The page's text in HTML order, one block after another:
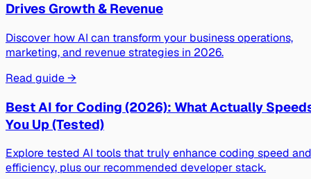
Drives Growth & Revenue
Discover how AI can transform your business operations,
marketing, and revenue strategies in 2026.
Read guide →
Best AI for Coding (2026): What Actually
You Up (Tested)
Explore tested AI tools that truly enhance coding speed and
efficiency, plus our recommended developer stack.